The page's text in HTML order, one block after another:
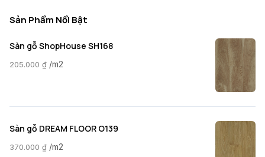
Sản Phẩm Nổi Bật
Sàn gỗ ShopHouse SH168
205.000 ₫ /m2
Sàn gỗ DREAM FLOOR O139
370.000 ₫ /m2